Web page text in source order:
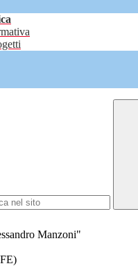
Manzoni"